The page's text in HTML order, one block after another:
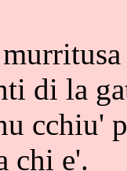
di la
cchiu'
chi e'.